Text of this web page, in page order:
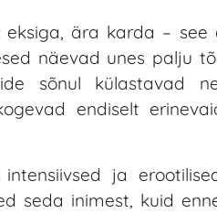
ära karda –
näevad unes palju
sõnul külastavad
endiselt
ja
seda inimest, kuid